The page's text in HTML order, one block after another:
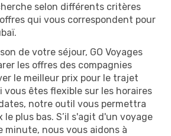
selon différents critères
qui vous correspondent pour
de votre séjour, GO Voyages
les offres des compagnies
le meilleur prix pour le trajet
vous êtes flexible sur les horaires
notre outil vous permettra
le plus bas. S’il s'agit d'un voyage
minute, nous vous aidons à